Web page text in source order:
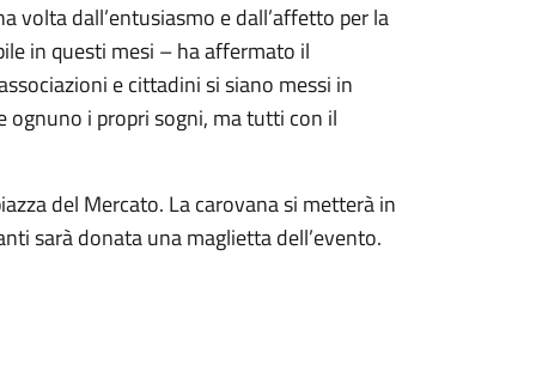
volta dall’entusiasmo e dall’affetto per la
in questi mesi – ha affermato il
e cittadini si siano messi in
ognuno i propri sogni, ma tutti con il
del Mercato. La carovana si metterà in
sarà donata una maglietta dell’evento.